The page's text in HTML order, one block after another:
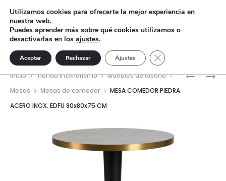
MESA
MESA
Inicio Tienda interiorismo
Muebles de diseño
Mesas
Mesas de comedor
MESA COMEDOR PIEDRA
ACERO INOX. EDFU 80x80x75 CM
Utilizamos cookies para ofrecerte la mejor experiencia en
nuestra web.
Puedes aprender más sobre qué cookies utilizamos o
desactivarlas en los ajustes.
Aceptar Rechazar Ajustes Cerrar el banner de